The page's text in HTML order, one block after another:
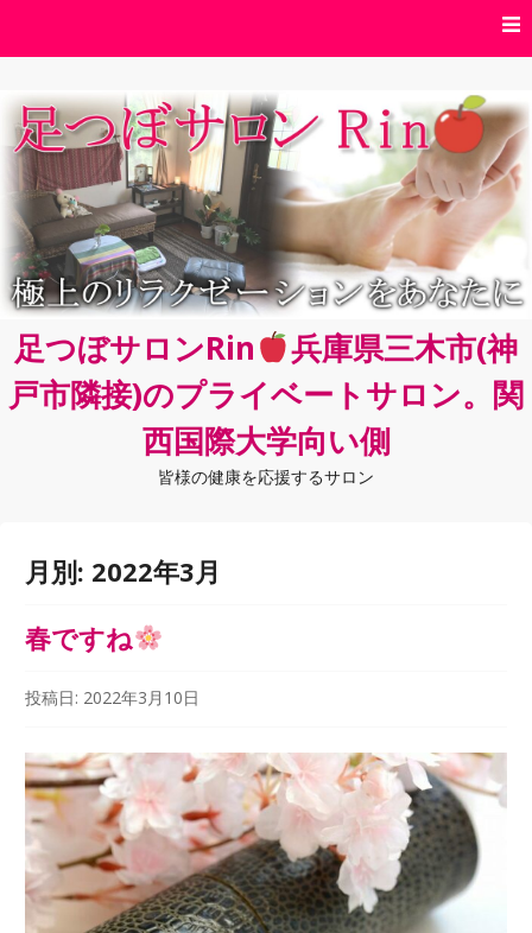
ン
ツ
へ
ス
キ
ッ
プ
足つぼサロンRin
兵庫県三木市(神
戸市隣接)のプライベートサロン。関
西国際大学向い側
皆様の健康を応援するサロン
月別: 2022年3月
春ですね
投稿日: 2022年3月10日